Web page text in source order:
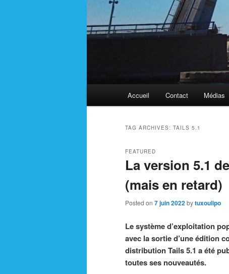
Accueil Contact Médias
TAG ARCHIVES: TAILS 5.1
La version 5.1
(mais en retard)
FEATURED
Posted on 7 juin 2022bytuxoulipo
Le système d’exploitation
avec la sortie d’une édition
distribution Tails 5.1 a été
toutes ses nouveautés.